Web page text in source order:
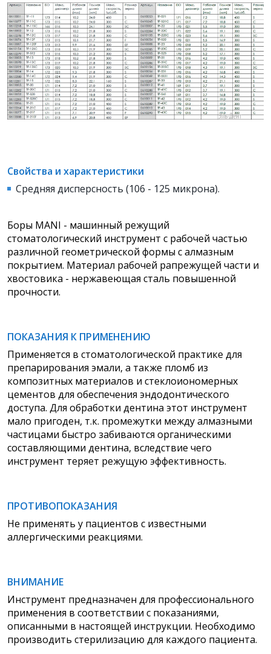
Свойства и характеристики
Средняя дисперсность (106 - 125 микрона).
Боры MANI - машинный режущий
стоматологический инструмент с рабочей частью
различной геометрической формы с алмазным
покрытием. Материал рабочей рапрежущей части и
хвостовика - нержавеющая сталь повышенной
прочности.
ПОКАЗАНИЯ К ПРИМЕНЕНИЮ
Применяется в стоматологической практике для
препарирования эмали, а также пломб из
композитных материалов и стеклоиономерных
цементов для обеспечения эндодонтического
доступа. Для обработки дентина этот инструмент
мало пригоден, т.к. промежутки между алмазными
частицами быстро забиваются органическими
составляющими дентина, вследствие чего
инструмент теряет режущую эффективность.
ПРОТИВОПОКАЗАНИЯ
Не применять у пациентов с известными
аллергическими реакциями.
ВНИМАНИЕ
Инструмент предназначен для профессионального
применения в соответствии с показаниями,
описанными в настоящей инструкции. Необходимо
производить стерилизацию для каждого пациента.